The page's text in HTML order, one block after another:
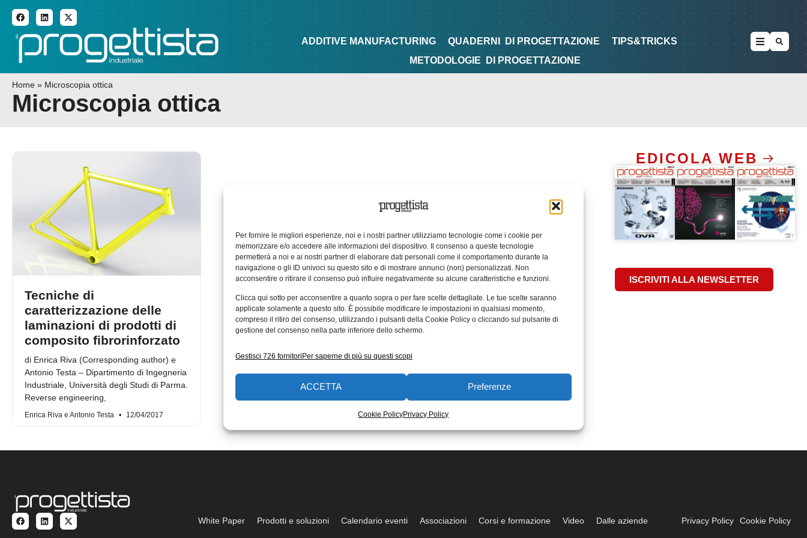
Per fornire le migliori esperienze, noi e i nostri partner utilizziamo tecnologie come i cookie per
memorizzare e/o accedere alle informazioni del dispositivo. Il consenso a queste tecnologie
permetterà a noi e ai nostri partner di elaborare dati personali come il comportamento durante la
navigazione o gli ID univoci su questo sito e di mostrare annunci (non) personalizzati. Non
acconsentire o ritirare il consenso può influire negativamente su alcune caratteristiche e funzioni.
Clicca qui sotto per acconsentire a quanto sopra o per fare scelte dettagliate. Le tue scelte saranno
applicate solamente a questo sito. È possibile modificare le impostazioni in qualsiasi momento,
compreso il ritiro del consenso, utilizzando i pulsanti della Cookie Policy o cliccando sul pulsante di
gestione del consenso nella parte inferiore dello schermo.
Gestisci 726 fornitoriPer saperne di più su questi scopi
ACCETTA Preferenze
Cookie PolicyPrivacy Policy
ADDITIVE MANUFACTURING QUADERNI DI PROGETTAZIONE TIPS&TRICKS METODOLOGIE DI PROGETTAZIONE
ADDITIVE MANUFACTURING QUADERNI DI PROGETTAZIONE
TIPS&TRICKS
METODOLOGIE
DI PROGETTAZIONE
Home » Microscopia ottica
Microscopia ottica
Tecniche di
caratterizzazione delle
laminazioni di prodotti di
composito fibrorinforzato
di Enrica Riva (Corresponding author) e
Antonio Testa – Dipartimento di Ingegneria
Industriale, Università degli Studi di Parma.
Reverse engineering,
Enrica Riva e Antonio Testa 12/04/2017
EDICOLA WEB
ISCRIVITI ALLA NEWSLETTER
White Paper Prodotti e soluzioni Calendario eventi Associazioni Corsi e formazione Video Dalle aziende Privacy Policy Cookie Policy